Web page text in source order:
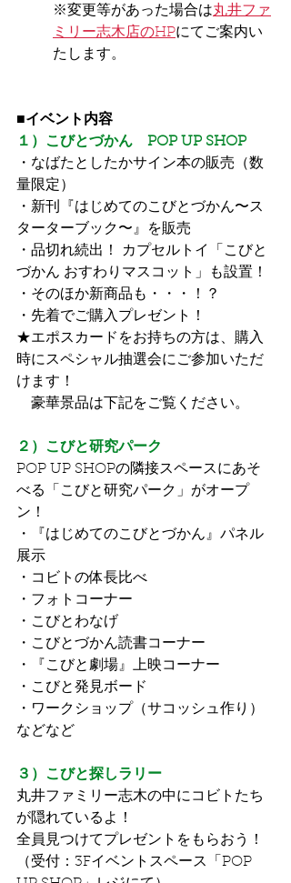
※変更等があった場合は丸井ファ
ミリー志木店のHPにてご案内い
たします。
■イベント内容
１）こびとづかん　POP UP SHOP
・なばたとしたかサイン本の販売（数
量限定）
・新刊『はじめてのこびとづかん〜ス
ターターブック〜』を販売
・品切れ続出！ カプセルトイ「こびと
づかん おすわりマスコット」も設置！
・そのほか新商品も・・・！？
・先着でご購入プレゼント！
★エポスカードをお持ちの方は、購入
時にスペシャル抽選会にご参加いただ
けます！
豪華景品は下記をご覧ください。
２）こびと研究パーク
POP UP SHOPの隣接スペースにあそ
べる「こびと研究パーク」がオープ
ン！
・『はじめてのこびとづかん』パネル
展示
・コビトの体長比べ
・フォトコーナー
・こびとわなげ
・こびとづかん読書コーナー
・『こびと劇場』上映コーナー
・こびと発見ボード
・ワークショップ（サコッシュ作り）
などなど
３）こびと探しラリー
丸井ファミリー志木の中にコビトたち
が隠れているよ！
全員見つけてプレゼントをもらおう！
（受付：3Fイベントスペース「POP